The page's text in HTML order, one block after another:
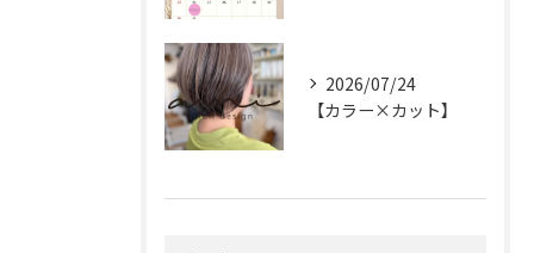
2026/07/24
【カラー×カット】